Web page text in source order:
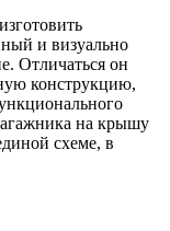
и визуально
Отличаться он
конструкцию,
на крышу
схеме, в